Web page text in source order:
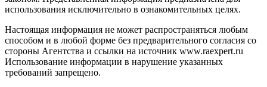
использования исключительно в ознакомительных целях.
Настоящая информация не может распространяться любым
способом и в любой форме без предварительного согласия со
стороны Агентства и ссылки на источник www.raexpert.ru
Использование информации в нарушение указанных
требований запрещено.